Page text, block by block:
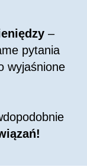
–
pytania
wyjaśnione